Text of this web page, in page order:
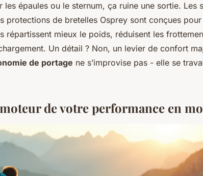
les épaules ou le sternum, ça ruine une sortie. Les
protections de bretelles Osprey sont conçues pour
répartissent mieux le poids, réduisent les
Un détail ? Non, un levier de confort
de portage ne s’improvise pas - elle se
de votre performance en